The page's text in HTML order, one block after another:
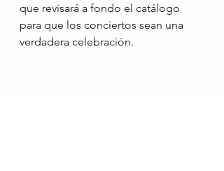
que revisará a fondo el catálogo
para que los conciertos sean una
verdadera celebración.